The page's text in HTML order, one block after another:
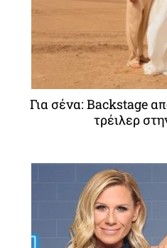
Για σένα: Backstage
τρέιλερ